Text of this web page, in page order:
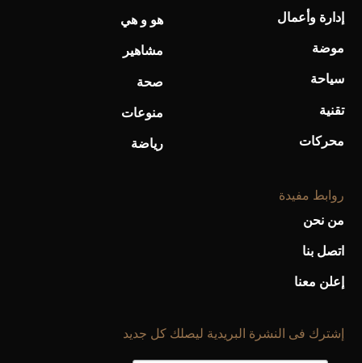
أفضل تدريج للشعر الطويل لإطلالة جريئة وعصرية
إدارة وأعمال
موضة
سياحة
تقنية
محركات
هو و هي
مشاهير
صحة
منوعات
رياضة
روابط مفيدة
من نحن
اتصل بنا
إعلن معنا
إشترك فى النشرة البريدية ليصلك كل جديد